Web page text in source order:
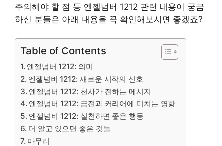
주의해야 할 점 등 엔젤넘버 1212 관련 내용이 궁금
하신 분들은 아래 내용을 꼭 확인해보시면 좋겠죠?
Table of Contents
엔젤넘버 1212: 의미
엔젤넘버 1212: 새로운 시작의 신호
엔젤넘버 1212: 천사가 전하는 메시지
엔젤넘버 1212: 금전과 커리어에 미치는 영향
엔젤넘버 1212: 실천하면 좋은 행동
더 알고 있으면 좋은 것들
마무리